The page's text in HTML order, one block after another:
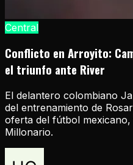
Central
Conflicto en Arroyito:
el triunfo ante River
El delantero colombiano
del entrenamiento de
oferta del fútbol
Millonario.